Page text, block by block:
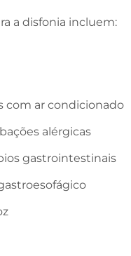
a disfonia incluem:
com ar condicionado
alérgicas
gastrointestinais